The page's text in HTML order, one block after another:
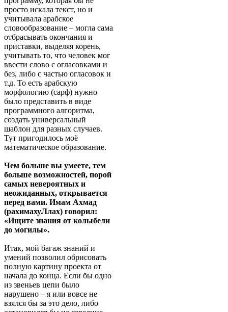
просто искала текст, но и
учитывала арабское
словообразование – могла сама
отбрасывать окончания и
приставки, выделяя корень,
учитывать то, что человек мог
ввести слово с огласовками и
без, либо с частью огласовок и
т.д. То есть арабскую
морфологию (сарф) нужно
было представить в виде
программного алгоритма,
создать универсальный
шаблон для разных случаев.
Тут пригодилось моё
математическое образование.
Чем больше вы умеете, тем
больше возможностей, порой
самых невероятных и
неожиданных, открывается
перед вами. Имам Ахмад
(рахимахуЛлах) говорил:
«Ищите знания от колыбели
до могилы».
Итак, мой багаж знаний и
умений позволил обрисовать
полную картину проекта от
начала до конца. Если бы одно
из звеньев цепи было
нарушено – я или вовсе не
взялся бы за это дело, либо